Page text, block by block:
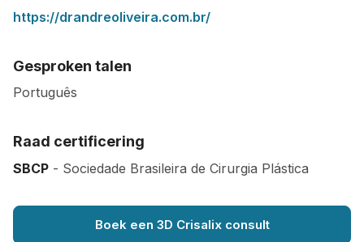
https://drandreoliveira.com.br/
Gesproken talen
Português
Raad certificering
SBCP - Sociedade Brasileira de Cirurgia Plástica
Boek een 3D Crisalix consult